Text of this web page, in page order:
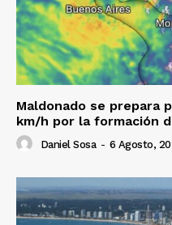
Maldonado se prepara
km/h por la formación
Daniel Sosa - 6 Agosto,